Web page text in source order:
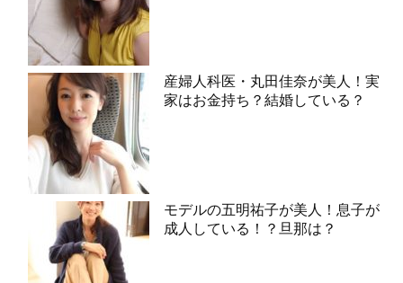
産婦人科医・丸田佳奈が美人！実
家はお金持ち？結婚している？
モデルの五明祐子が美人！息子が
成人している！？旦那は？